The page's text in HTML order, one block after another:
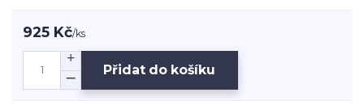
925 Kč/ks
Přidat do košíku